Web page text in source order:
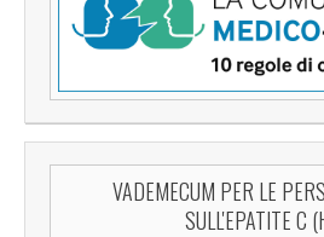
VADEMECUM PER LE
SULL'EPATITE C